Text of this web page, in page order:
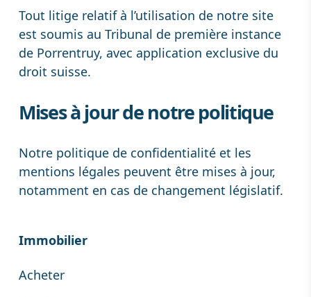
Tout litige relatif à l’utilisation de notre site
est soumis au Tribunal de première instance
de Porrentruy, avec application exclusive du
droit suisse.
Mises à jour de notre politique
Notre politique de confidentialité et les
mentions légales peuvent être mises à jour,
notamment en cas de changement législatif.
Immobilier
Acheter